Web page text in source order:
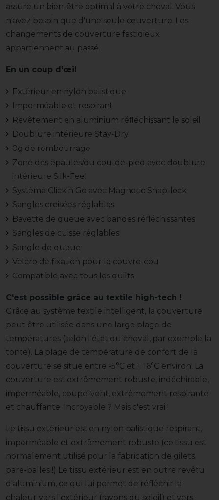
assure un bien-être optimal à votre cheval. Vous
n'avez besoin que d'une seule couverture. Les
changements de couverture fastidieux
appartiennent au passé.
En un coup d'œil
Extérieur en nylon balistique
Imperméable et respirant
Revêtement en aluminium réfléchissant le soleil
Doublure intérieure Stay-Dry
0g de rembourrage
Zone des épaules/du cou-de-pied avec doublure
intérieure Silk-Feel
Système Click'n Go avec Magnetic Snap-lock
Sangles croisées réglables
Bavette de queue avec bandes réfléchissantes
Sangles de cuisse réglables
Sangle de queue
Velcro de fixation pour le couvre-cou
Compatible avec tous les quilts
C'est possible grâce au textile high-tech !
Grâce au système textile intelligent, la couverture
peut être utilisée dans une large plage de
températures (selon l'état du cheval, par exemple la
tonte). La plage de température de confort de la
couverture se situe entre -5°C et + 16°C environ. La
couverture est extrêmement robuste, indéchirable,
imperméable, coupe-vent, extrêmement respirante
et chauffante. Incroyable ? Mais c'est vrai !
Le tissu extérieur est en nylon balistique respirant,
imperméable et extrêmement robuste (ce tissu est
normalement utilisé pour la fabrication de gilets
pare-balles !) Le tissu extérieur est en outre revêtu
d'aluminium, ce qui lui permet de réfléchir la
chaleur vers l'extérieur (rayons du soleil) et vers